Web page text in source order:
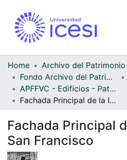
Home
Fondo Archivo del Patrimonio Fotográfico y Fílmico del Valle del Cauca
APFFVC - Edificios - Patrimonial
Fachada Principal de la Iglesia de San Francisco
Fachada Principal
San Francisco